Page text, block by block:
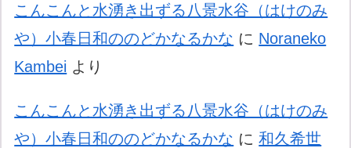
こんこんと水湧き出ずる八景水谷（はけのみ
や）小春日和ののどかなるかな に Noraneko
Kambei より
こんこんと水湧き出ずる八景水谷（はけのみ
や）小春日和ののどかなるかな に和久希世